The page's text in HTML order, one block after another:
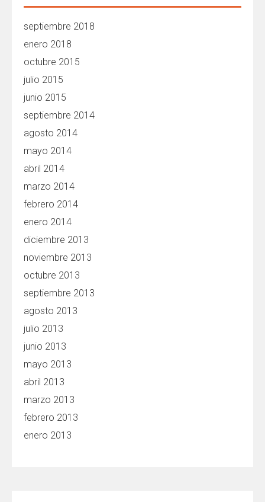
septiembre 2018
enero 2018
octubre 2015
julio 2015
junio 2015
septiembre 2014
agosto 2014
mayo 2014
abril 2014
marzo 2014
febrero 2014
enero 2014
diciembre 2013
noviembre 2013
octubre 2013
septiembre 2013
agosto 2013
julio 2013
junio 2013
mayo 2013
abril 2013
marzo 2013
febrero 2013
enero 2013